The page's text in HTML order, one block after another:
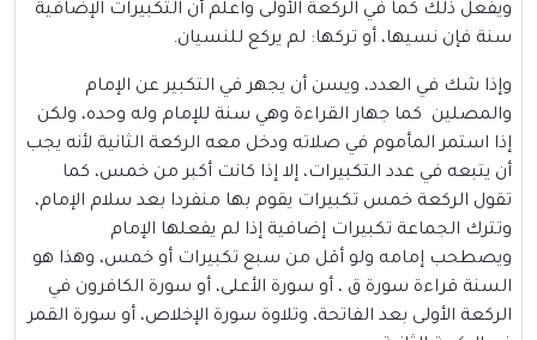
ويفعل ذلك كما في الركعة الأولى واعلم أن التكبيرات الإضافية
سنة فإن نسيها، أو تركها: لم يركع للنسيان.
وإذا شك في العدد، ويسن أن يجهر في التكبير عن الإمام
والمصلين كما جهار القراءة وهي سنة للإمام وله وحده، ولكن
إذا استمر المأموم في صلاته ودخل معه الركعة الثانية لأنه يجب
أن يتبعه في عدد التكبيرات، إلا إذا كانت أكبر من خمس، كما
تقول الركعة خمس تكبيرات يقوم بها منفردا بعد سلام الإمام،
وتترك الجماعة تكبيرات إضافية إذا لم يفعلها الإمام
ويصطحب إمامه ولو أقل من سبع تكبيرات أو خمس، وهذا هو
السنة قراءة سورة ق ، أو سورة الأعلى، أو سورة الكافرون في
الركعة الأولى بعد الفاتحة، وتلاوة سورة الإخلاص، أو سورة القمر